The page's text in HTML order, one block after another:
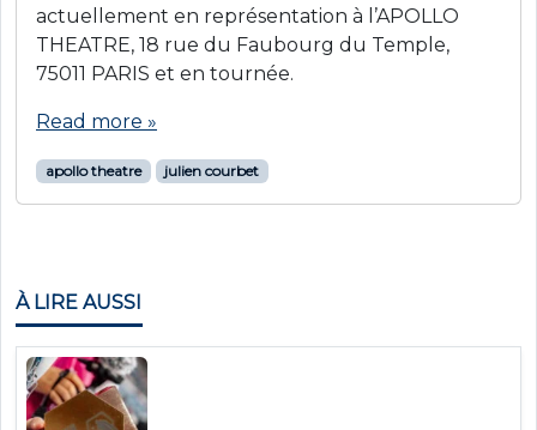
actuellement en représentation à l’APOLLO
THEATRE, 18 rue du Faubourg du Temple,
75011 PARIS et en tournée.
Read more »
apollo theatre julien courbet
À LIRE AUSSI